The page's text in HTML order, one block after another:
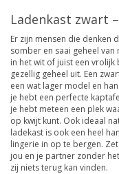
Ladenkast zwart
Er zijn mensen die denken
somber en saai geheel
in het wit of juist een
gezellig geheel uit. Een
een wat lager model en
je hebt een perfecte
je hebt meteen een plek
op kwijt kunt. Ook ideaal
ladekast is ook een heel
lingerie in op te bergen.
jou en je partner zonder
zij niets terug kan vinden.